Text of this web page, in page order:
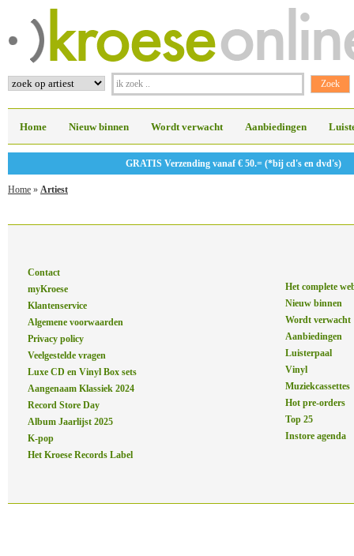
Home Nieuw binnen Wordt verwacht Aanbiedingen
GRATIS Verzending vanaf € 50.= (*bij cd's en dvd's)
Home » Artiest
Contact
myKroese
Klantenservice
Algemene voorwaarden
Privacy policy
Veelgestelde vragen
Luxe CD en Vinyl Box sets
Aangenaam Klassiek 2024
Record Store Day
Album Jaarlijst 2025
K-pop
Het Kroese Records Label
Het complete
Nieuw binnen
Wordt verwacht
Aanbiedingen
Luisterpaal
Vinyl
Muziekcassettes
Hot pre-orders
Top 25
Instore agenda